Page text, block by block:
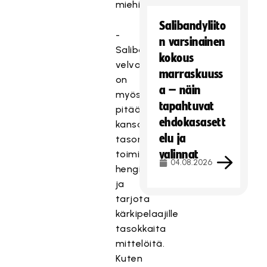
miehillä.
-
Salibandyliiton
velvollisuus
on
myös
pitää
kansainvälisen
tason
toimintaa
hengissä
ja
tarjota
kärkipelaajille
tasokkaita
mittelöitä.
Kuten
Salibandyliito
n varsinainen
kokous
marraskuuss
a – näin
tapahtuvat
ehdokasasett
elu ja
valinnat
04.08.2026